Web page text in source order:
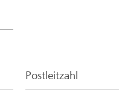
Postleitzahl